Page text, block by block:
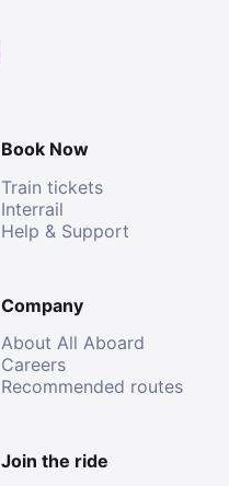
Book Now
Train tickets
Interrail
Help & Support
Company
About All Aboard
Careers
Recommended routes
Join the ride